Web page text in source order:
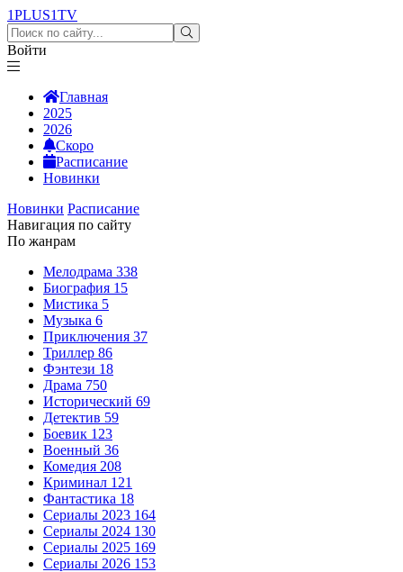
1PLUS1TV
Войти
Главная
2025
2026
Скоро
Расписание
Новинки
Новинки Расписание
Навигация по сайту
По жанрам
Мелодрама 338
Биография 15
Мистика 5
Музыка 6
Приключения 37
Триллер 86
Фэнтези 18
Драма 750
Исторический 69
Детектив 59
Боевик 123
Военный 36
Комедия 208
Криминал 121
Фантастика 18
Сериалы 2023 164
Сериалы 2024 130
Сериалы 2025 169
Сериалы 2026 153